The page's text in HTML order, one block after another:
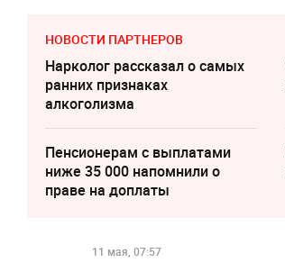
НОВОСТИ ПАРТНЕРОВ
Нарколог рассказал о самых
ранних признаках
алкоголизма
Пенсионерам с выплатами
ниже 35 000 напомнили о
праве на доплаты
11 мая, 07:57